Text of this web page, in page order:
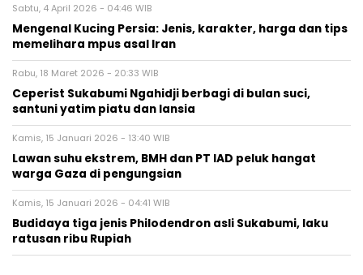
Sabtu, 4 April 2026 - 04:46 WIB
Mengenal Kucing Persia: Jenis, karakter, harga dan tips
memelihara mpus asal Iran
Rabu, 18 Maret 2026 - 20:33 WIB
Ceperist Sukabumi Ngahidji berbagi di bulan suci,
santuni yatim piatu dan lansia
Kamis, 15 Januari 2026 - 13:40 WIB
Lawan suhu ekstrem, BMH dan PT IAD peluk hangat
warga Gaza di pengungsian
Kamis, 15 Januari 2026 - 04:41 WIB
Budidaya tiga jenis Philodendron asli Sukabumi, laku
ratusan ribu Rupiah